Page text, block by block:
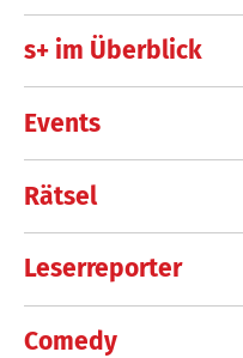
s+ im Überblick
Events
Rätsel
Leserreporter
Comedy